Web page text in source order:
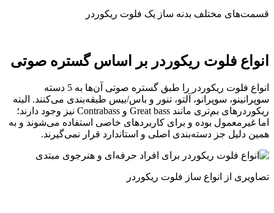
قسمت‌های مختلف بدنه ساز یک فلوت ریکوردر
انواع فلوت ریکوردر بر اساس گستره صوتی
انواع فلوت ریکوردر را طبق گستره صوتی آن‌ها به 5 دسته
سوپرانینو، سوپرانو، آلتو، تنور و باس/بیس طبقه‌بندی می‌کنند. البته
ریکوردرهای بم‌تری مانند Great bass و Contrabass نیز وجود دارند؛
اما غیرمعمول بوده و برای کاربردهای خاصی استفاده می‌شوند و به
همین دلیل جز دسته‌بندی اصلی و استاندارد قرار نمی‌گیرند.
تصاویری از انواع ساز فلوت ریکوردر